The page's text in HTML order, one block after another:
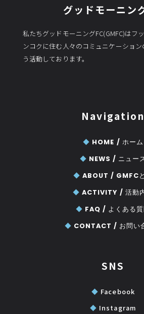
グッドモーニン
私たちグッドモーニングFC(GMFC)はフ
ンコクに住む人々のコミュニケーショ
う活動しております。
Navigation
◆ HOME / ホーム
◆ NEWS / ニュー
◆ ABOUT / GMFC
◆ ACTIVITY / 活動
◆ FAQ / よくある
◆ CONTACT / お問い
SNS
◆ Facebook
◆ Instagram